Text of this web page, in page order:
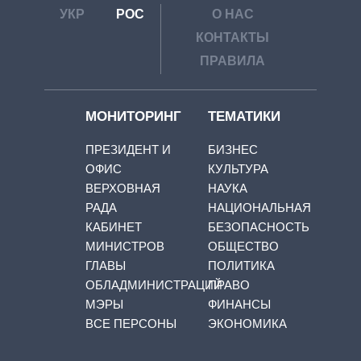
УКР РОС
О НАС
КОНТАКТЫ
ПРАВИЛА
МОНИТОРИНГ
ПРЕЗИДЕНТ И
ОФИС
ВЕРХОВНАЯ
РАДА
КАБИНЕТ
МИНИСТРОВ
ГЛАВЫ
ОБЛАДМИНИСТРАЦИЙ
МЭРЫ
ВСЕ ПЕРСОНЫ
ТЕМАТИКИ
БИЗНЕС
КУЛЬТУРА
НАУКА
НАЦИОНАЛЬНАЯ
БЕЗОПАСНОСТЬ
ОБЩЕСТВО
ПОЛИТИКА
ПРАВО
ФИНАНСЫ
ЭКОНОМИКА